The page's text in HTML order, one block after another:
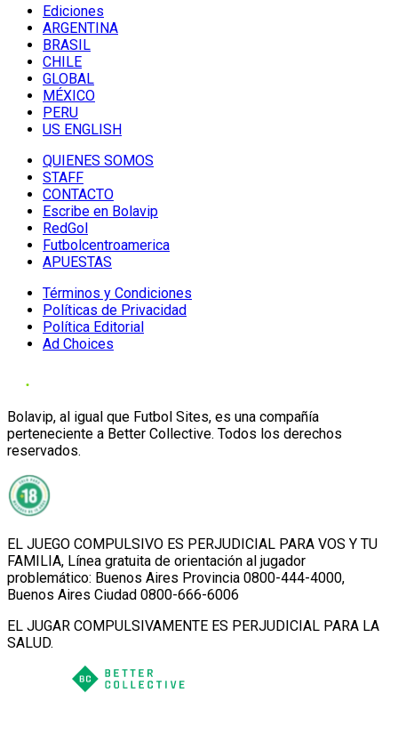
Ediciones
ARGENTINA
BRASIL
CHILE
GLOBAL
MÉXICO
PERU
US ENGLISH
QUIENES SOMOS
STAFF
CONTACTO
Escribe en Bolavip
RedGol
Futbolcentroamerica
APUESTAS
Términos y Condiciones
Políticas de Privacidad
Política Editorial
Ad Choices
Bolavip, al igual que Futbol Sites, es una compañía
perteneciente a Better Collective. Todos los derechos
reservados.
EL JUEGO COMPULSIVO ES PERJUDICIAL PARA VOS Y TU
FAMILIA, Línea gratuita de orientación al jugador
problemático: Buenos Aires Provincia 0800-444-4000,
Buenos Aires Ciudad 0800-666-6006
EL JUGAR COMPULSIVAMENTE ES PERJUDICIAL PARA LA
SALUD.